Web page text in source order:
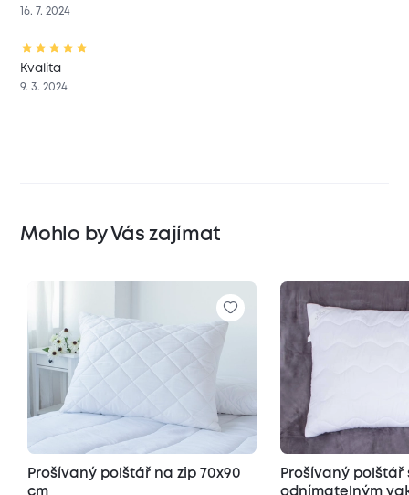
16. 7. 2024
Kvalita
9. 3. 2024
Mohlo by Vás zajímat
Prošívaný polštář na zip 70x90
cm
Prošívaný polštář
odnímatelným